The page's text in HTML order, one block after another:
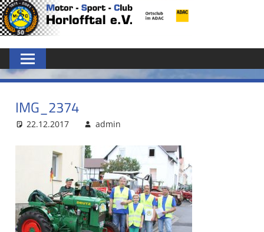
Zum
Inhalt
MSC
HORLOFFTAL
E.V.
IMG_2374
22.12.2017 admin